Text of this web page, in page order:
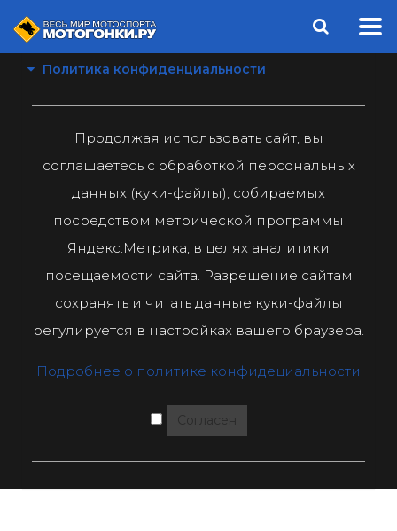
Политика конфиденциальности
Продолжая использовать сайт, вы
соглашаетесь с обработкой персональных
данных (куки-файлы), собираемых
посредством метрической программы
Яндекс.Метрика, в целях аналитики
посещаемости сайта. Разрешение сайтам
сохранять и читать данные куки-файлы
регулируется в настройках вашего браузера.
Подробнее о политике конфидециальности
Согласен